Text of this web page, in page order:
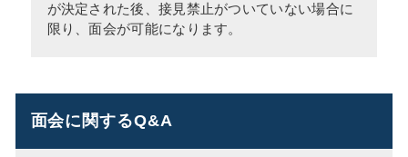
が決定された後、接見禁止がついていない場合に
限り、面会が可能になります。
面会に関するQ&A